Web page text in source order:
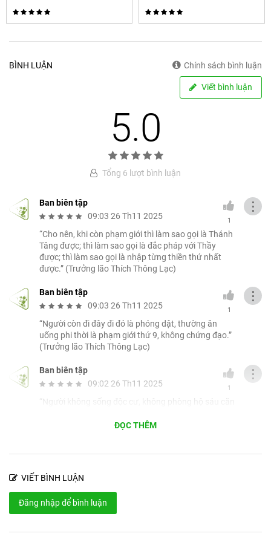
Kính thư
Thầy của con
BÌNH LUẬN Chính sách bình luận
Viết bình luận
5.0
Tổng 6 lượt bình luận
Ban biên tập
09:03 26 Th11 2025
1
“Cho nên, khi còn phạm giới thì làm sao gọi là Thánh
Tăng được; thì làm sao gọi là đắc pháp với Thầy
được; thì làm sao gọi là nhập từng thiền thứ nhất
được.” (Trưởng lão Thích Thông Lạc)
⋮
Ban biên tập
09:03 26 Th11 2025
1
“Người còn đi đây đi đó là phóng dật, thường ăn
uống phi thời là phạm giới thứ 9, không chứng đạo.”
(Trưởng lão Thích Thông Lạc)
⋮
Ban biên tập
09:02 26 Th11 2025
1
“Người không sống độc cư, không phòng hộ sáu căn
(Trưởng lão Thích Thông Lạc)
⋮
“Người tự khoe mình chứng đạo là vọng ngữ, phạm
giới thứ 4, chưa chứng đạo.” (Trưởng lão Thích
Thông Lạc)
⋮
⋮
ĐỌC THÊM
VIẾT BÌNH LUẬN
Đăng nhập để bình luận